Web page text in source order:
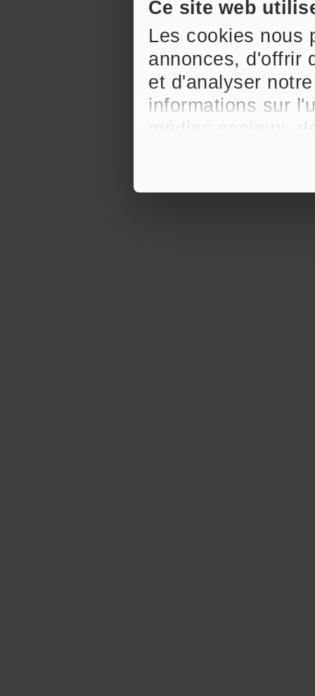
Ce site web
Les cookies nous
annonces, d'offrir
et d'analyser
informations sur
médias sociaux,